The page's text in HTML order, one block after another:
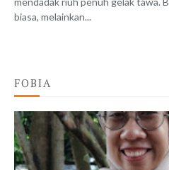
biasa, melainkan...
FOBIA